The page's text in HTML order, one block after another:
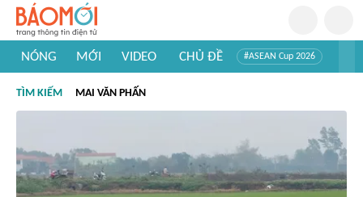
NÓNG MỚI VIDEO CHỦ ĐỀ #ASEAN Cup 2026
#Khám phá thế giới
TÌM KIẾM MAI VĂN PHẤN